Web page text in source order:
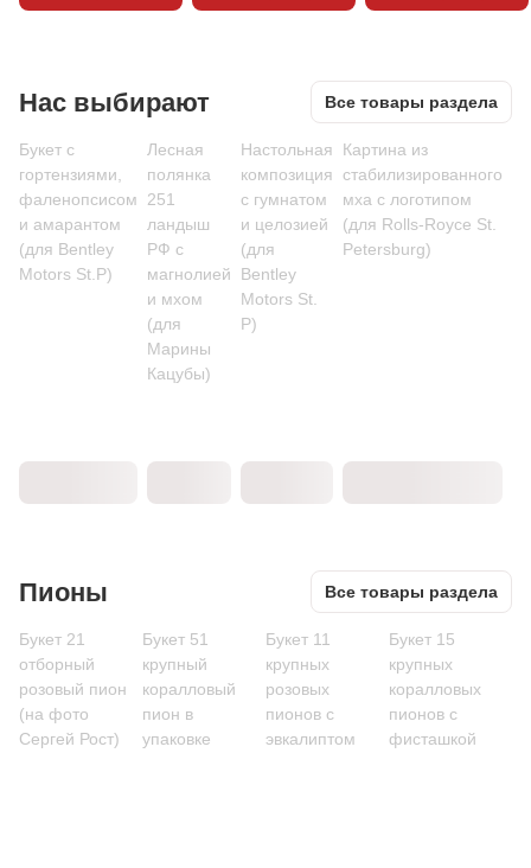
Нас выбирают Все товары раздела
Букет с
гортензиями,
фаленопсисом
и амарантом
(для Bentley
Motors St.P)
Лесная
полянка
251
ландыш
РФ с
магнолией
и мхом
(для
Марины
Кацубы)
Настольная
композиция
с гумнатом
и целозией
(для
Bentley
Motors St.
P)
Картина из
стабилизированного
мха с логотипом
(для Rolls-Royce St.
Petersburg)
Пионы Все товары раздела
Букет 21
отборный
розовый пион
(на фото
Сергей Рост)
Букет 51
крупный
коралловый
пион в
упаковке
Букет 11
крупных
розовых
пионов с
эвкалиптом
Букет 15
крупных
коралловых
пионов с
фисташкой